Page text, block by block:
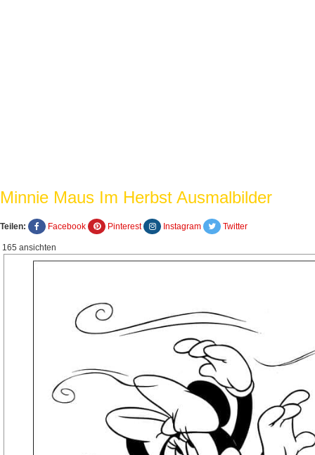
Minnie Maus Im Herbst Ausmalbilder
Teilen: Facebook Pinterest Instagram Twitter
165 ansichten